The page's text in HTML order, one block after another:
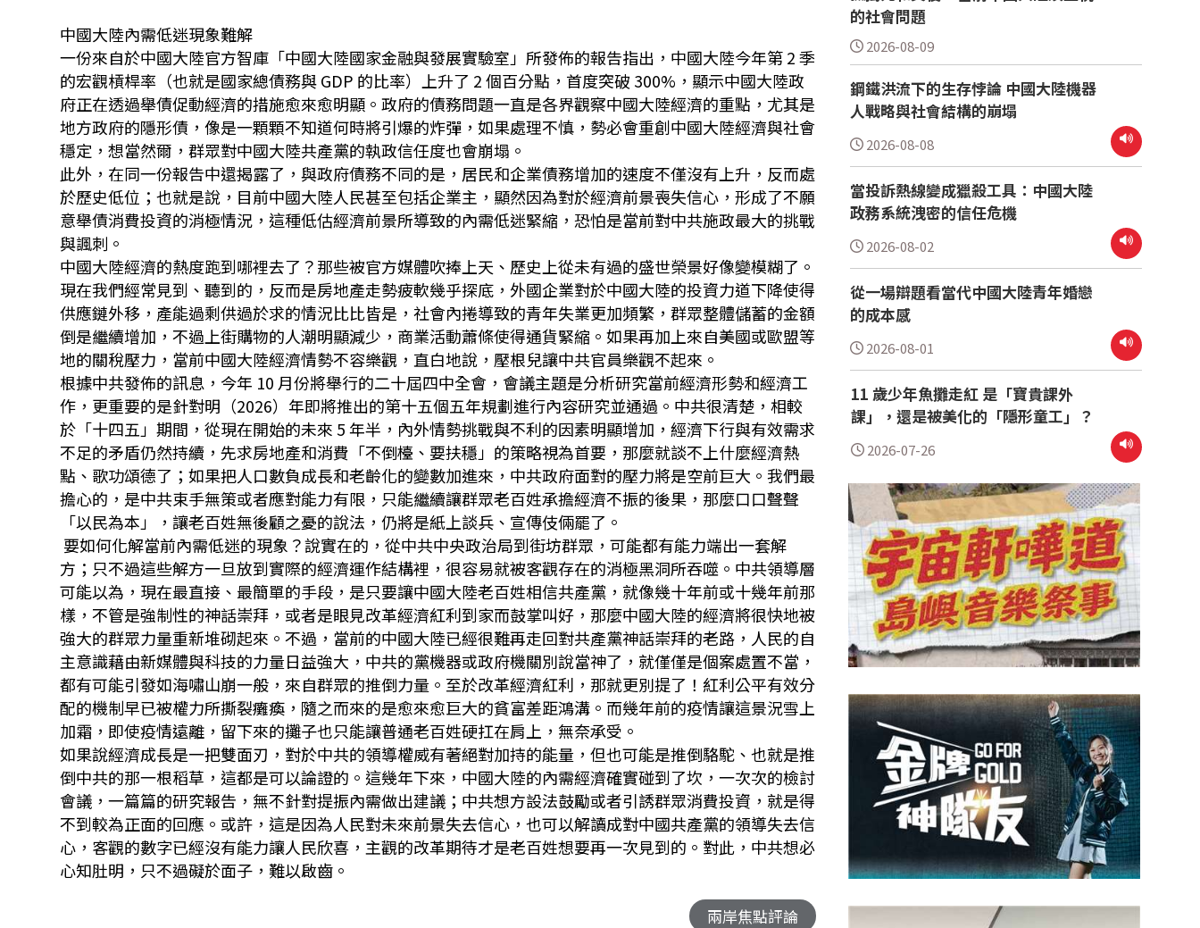
中國大陸內需低迷現象難解
一份來自於中國大陸官方智庫「中國大陸國家金融與發展實驗室」所發佈的報告指出，中國大陸今年第 2 季
的宏觀槓桿率（也就是國家總債務與 GDP 的比率）上升了 2 個百分點，首度突破 300%，顯示中國大陸政
府正在透過舉債促動經濟的措施愈來愈明顯。政府的債務問題一直是各界觀察中國大陸經濟的重點，尤其是
地方政府的隱形債，像是一顆顆不知道何時將引爆的炸彈，如果處理不慎，勢必會重創中國大陸經濟與社會
穩定，想當然爾，群眾對中國大陸共產黨的執政信任度也會崩塌。
此外，在同一份報告中還揭露了，與政府債務不同的是，居民和企業債務增加的速度不僅沒有上升，反而處
於歷史低位；也就是說，目前中國大陸人民甚至包括企業主，顯然因為對於經濟前景喪失信心，形成了不願
意舉債消費投資的消極情況，這種低估經濟前景所導致的內需低迷緊縮，恐怕是當前對中共施政最大的挑戰
與諷刺。
中國大陸經濟的熱度跑到哪裡去了？那些被官方媒體吹捧上天、歷史上從未有過的盛世榮景好像變模糊了。
現在我們經常見到、聽到的，反而是房地產走勢疲軟幾乎探底，外國企業對於中國大陸的投資力道下降使得
供應鏈外移，產能過剩供過於求的情況比比皆是，社會內捲導致的青年失業更加頻繁，群眾整體儲蓄的金額
倒是繼續增加，不過上街購物的人潮明顯減少，商業活動蕭條使得通貨緊縮。如果再加上來自美國或歐盟等
地的關稅壓力，當前中國大陸經濟情勢不容樂觀，直白地說，壓根兒讓中共官員樂觀不起來。
根據中共發佈的訊息，今年 10 月份將舉行的二十屆四中全會，會議主題是分析研究當前經濟形勢和經濟工
作，更重要的是針對明（2026）年即將推出的第十五個五年規劃進行內容研究並通過。中共很清楚，相較
於「十四五」期間，從現在開始的未來 5 年半，內外情勢挑戰與不利的因素明顯增加，經濟下行與有效需求
不足的矛盾仍然持續，先求房地產和消費「不倒檯、要扶穩」的策略視為首要，那麼就談不上什麼經濟熱
點、歌功頌德了；如果把人口數負成長和老齡化的變數加進來，中共政府面對的壓力將是空前巨大。我們最
擔心的，是中共束手無策或者應對能力有限，只能繼續讓群眾老百姓承擔經濟不振的後果，那麼口口聲聲
「以民為本」，讓老百姓無後顧之憂的說法，仍將是紙上談兵、宣傳伎倆罷了。
要如何化解當前內需低迷的現象？說實在的，從中共中央政治局到街坊群眾，可能都有能力端出一套解
方；只不過這些解方一旦放到實際的經濟運作結構裡，很容易就被客觀存在的消極黑洞所吞噬。中共領導層
可能以為，現在最直接、最簡單的手段，是只要讓中國大陸老百姓相信共產黨，就像幾十年前或十幾年前那
樣，不管是強制性的神話崇拜，或者是眼見改革經濟紅利到家而鼓掌叫好，那麼中國大陸的經濟將很快地被
強大的群眾力量重新堆砌起來。不過，當前的中國大陸已經很難再走回對共產黨神話崇拜的老路，人民的自
主意識藉由新媒體與科技的力量日益強大，中共的黨機器或政府機關別說當神了，就僅僅是個案處置不當，
都有可能引發如海嘯山崩一般，來自群眾的推倒力量。至於改革經濟紅利，那就更別提了！紅利公平有效分
配的機制早已被權力所撕裂癱瘓，隨之而來的是愈來愈巨大的貧富差距鴻溝。而幾年前的疫情讓這景況雪上
加霜，即使疫情遠離，留下來的攤子也只能讓普通老百姓硬扛在肩上，無奈承受。
如果說經濟成長是一把雙面刃，對於中共的領導權威有著絕對加持的能量，但也可能是推倒駱駝、也就是推
倒中共的那一根稻草，這都是可以論證的。這幾年下來，中國大陸的內需經濟確實碰到了坎，一次次的檢討
會議，一篇篇的研究報告，無不針對提振內需做出建議；中共想方設法鼓勵或者引誘群眾消費投資，就是得
不到較為正面的回應。或許，這是因為人民對未來前景失去信心，也可以解讀成對中國共產黨的領導失去信
心，客觀的數字已經沒有能力讓人民欣喜，主觀的改革期待才是老百姓想要再一次見到的。對此，中共想必
心知肚明，只不過礙於面子，難以啟齒。
兩岸焦點評論
的社會問題
2026-08-09
鋼鐵洪流下的生存悖論 中國大陸機器
人戰略與社會結構的崩塌
2026-08-08
當投訴熱線變成獵殺工具：中國大陸
政務系統洩密的信任危機
2026-08-02
從一場辯題看當代中國大陸青年婚戀
的成本感
2026-08-01
11 歲少年魚攤走紅 是「寶貴課外
課」，還是被美化的「隱形童工」？
2026-07-26